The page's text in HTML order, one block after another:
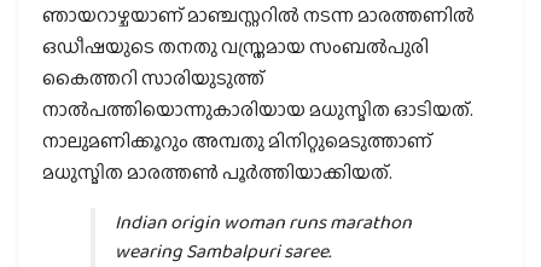
ഞായറാഴ്ചയാണ് മാഞ്ചസ്റ്ററിൽ നടന്ന മാരത്തണിൽ
ഒഡീഷയുടെ തനതു വസ്ത്രമായ സംബൽപുരി
കൈത്തറി സാരിയുടുത്ത്
നാൽപത്തിയൊന്നുകാരിയായ മധുസ്മിത ഓടിയത്.
നാലുമണിക്കൂറും അമ്പതു മിനിറ്റുമെടുത്താണ്
മധുസ്മിത മാരത്തൺ പൂർത്തിയാക്കിയത്.
Indian origin woman runs marathon
wearing Sambalpuri saree.